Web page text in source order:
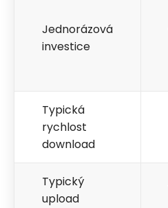
Jednorázová
investice
Typická
rychlost
download
Typický
upload